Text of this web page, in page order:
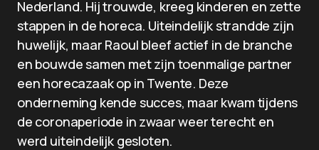
Nederland. Hij trouwde, kreeg kinderen en zette
stappen in de horeca. Uiteindelijk strandde zijn
huwelijk, maar Raoul bleef actief in de branche
en bouwde samen met zijn toenmalige partner
een horecazaak op in Twente. Deze
onderneming kende succes, maar kwam tijdens
de coronaperiode in zwaar weer terecht en
werd uiteindelijk gesloten.